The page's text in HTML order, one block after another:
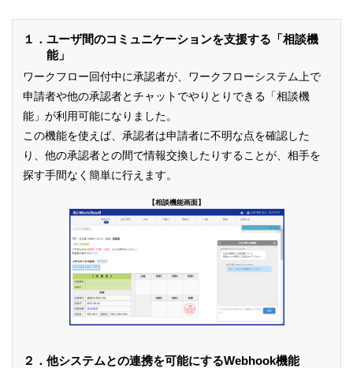
１．ユーザ間のコミュニケーションを支援する「相談機
能」
ワークフロー回付中に承認者が、ワークフローシステム上で
申請者や他の承認者とチャットでやりとりできる「相談機
能」が利用可能になりました。
この機能を使えば、承認者は申請者に不明な点を確認した
り、他の承認者との間で情報交換したりすることが、相手を
探す手間なく簡単に行えます。
【相談機能画面】
２．他システムとの連携を可能にするWebhook機能